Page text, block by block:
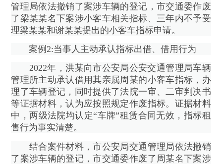
管理局依法撤销了案涉车辆的登记，市交通委作废
了梁某某名下案涉小客车相关指标、三年内不予受
理梁某某和谢某某提出的小客车指标申请。
案例2:当事人主动承认指标出借、借用行为
2022年，洪某向市公安局公安交通管理局车辆
管理所主动承认借用其亲属周某的小客车指标，办
理了车辆登记，同时提供了法院一审、二审判决书
等证据材料，认为应按照规定作废指标。证据材料
中，两级法院均认定“车牌”租赁合同无效，指标租
售行为事实清楚。
结合案件材料，市公安局交通管理局依法撤销
了案涉车辆的登记，市交通委作废了周某名下案涉